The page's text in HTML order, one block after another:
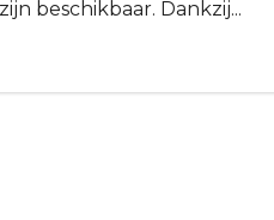
beschikbaar. Dankzij...